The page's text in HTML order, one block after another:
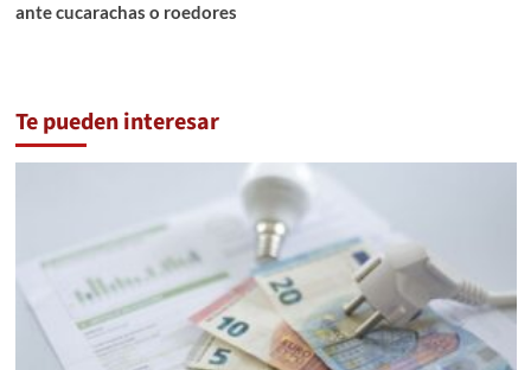
ante cucarachas o roedores
Te pueden interesar